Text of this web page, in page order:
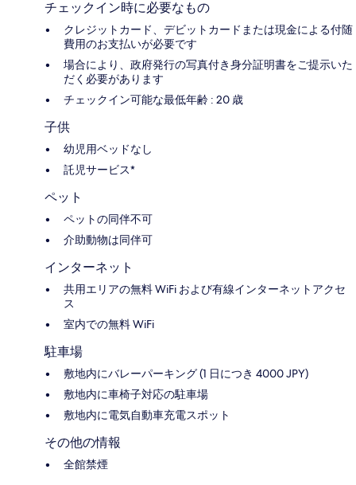
チェックイン時に必要なもの
クレジットカード、デビットカードまたは現金による付随
費用のお支払いが必要です
場合により、政府発行の写真付き身分証明書をご提示いた
だく必要があります
チェックイン可能な最低年齢 : 20 歳
子供
幼児用ベッドなし
託児サービス*
ペット
ペットの同伴不可
介助動物は同伴可
インターネット
共用エリアの無料 WiFi および有線インターネットアクセ
ス
室内での無料 WiFi
駐車場
敷地内にバレーパーキング (1 日につき 4000 JPY)
敷地内に車椅子対応の駐車場
敷地内に電気自動車充電スポット
その他の情報
全館禁煙